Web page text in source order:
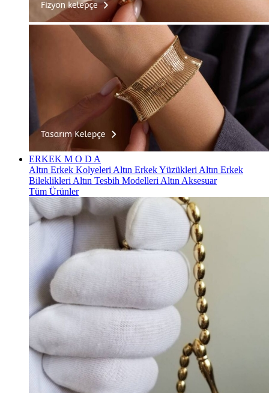
ERKEK M O D A
Altın Erkek Kolyeleri Altın Erkek Yüzükleri Altın Erkek
Bileklikleri Altın Tesbih Modelleri Altın Aksesuar
Tüm Ürünler